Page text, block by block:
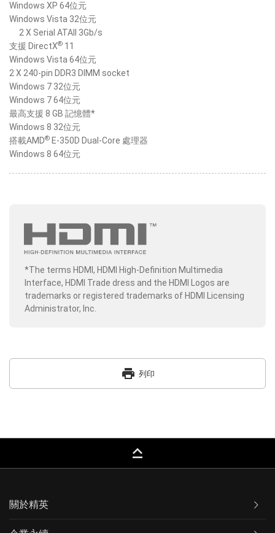
Windows XP 64位元
Windows Vista 32位元
2 X Serial ATAII 3Gb/s
支援 DirectX® 11
Windows Vista 64位元
2 X 240-pin DDR3 DIMM socket
Windows 7 32位元
Windows 7 64位元
最高支援 8 GB 記憶體*
Windows 8 32位元
搭載AMD® E-350D Dual-Core 處理器
Windows 8 64位元
*The terms HDMI, HDMI High-Definition Multimedia
Interface, HDMI Trade dress and the HDMI Logos are
trademarks or registered trademarks of HDMI Licensing
Administrator, Inc.
print 列印
keyboard_capslock
關於精英